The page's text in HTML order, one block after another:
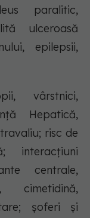
paralitic,
ulceroasă
epilepsii,
vârstnici,
Hepatică,
risc de
interacțiuni
centrale,
cimetidină,
șoferi și